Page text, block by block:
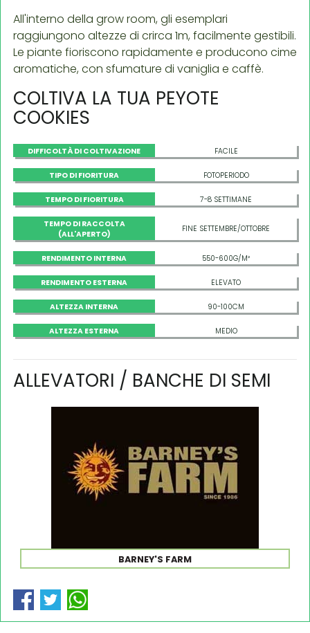
All'interno della grow room, gli esemplari
raggiungono altezze di crirca 1m, facilmente gestibili.
Le piante fioriscono rapidamente e producono cime
aromatiche, con sfumature di vaniglia e caffè.
COLTIVA LA TUA PEYOTE
COOKIES
DIFFICOLTÀ DI COLTIVAZIONE FACILE
TIPO DI FIORITURA FOTOPERIODO
TEMPO DI FIORITURA 7-8 SETTIMANE
TEMPO DI RACCOLTA
(ALL'APERTO)
FINE SETTEMBRE/OTTOBRE
RENDIMENTO INTERNA 550-600G/M²
RENDIMENTO ESTERNA ELEVATO
ALTEZZA INTERNA 90-100CM
ALTEZZA ESTERNA MEDIO
ALLEVATORI / BANCHE DI SEMI
BARNEY'S FARM